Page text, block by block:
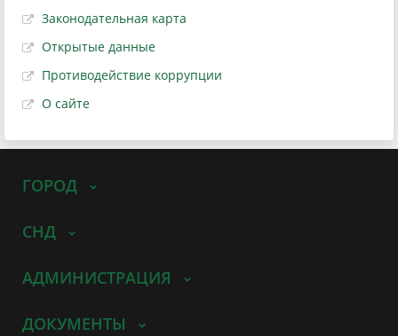
Законодательная карта
Открытые данные
Противодействие коррупции
О сайте
ГОРОД
СНД
АДМИНИСТРАЦИЯ
ДОКУМЕНТЫ